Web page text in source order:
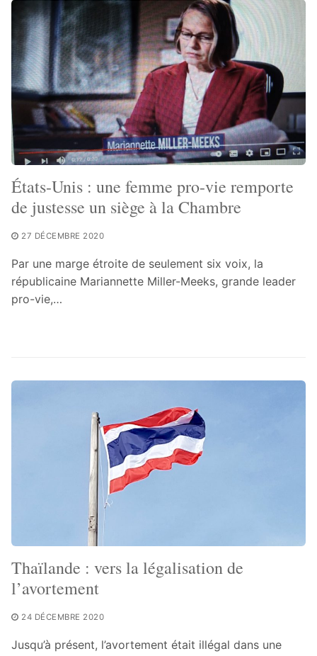
États-Unis : une femme pro-vie remporte
de justesse un siège à la Chambre
27 DÉCEMBRE 2020
Par une marge étroite de seulement six voix, la
républicaine Mariannette Miller-Meeks, grande leader
pro-vie,…
Thaïlande : vers la légalisation de
l’avortement
24 DÉCEMBRE 2020
Jusqu’à présent, l’avortement était illégal dans une